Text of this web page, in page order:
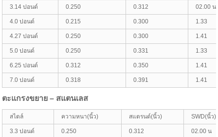
3.14 ปอนด์ 0.250 0.312 02.00 น
4.0 ปอนด์ 0.215 0.300 1.33
4.27 ปอนด์ 0.250 0.300 1.41
5.0 ปอนด์ 0.250 0.331 1.33
6.25 ปอนด์ 0.312 0.350 1.41
7.0 ปอนด์ 0.318 0.391 1.41
ตะแกรงขยาย – สแตนเลส
สไตล์ ความหนา(นิ้ว) สแตรนด์(นิ้ว) SWD(นิ้ว)
3.3 ปอนด์ 0.250 0.312 02.00 น